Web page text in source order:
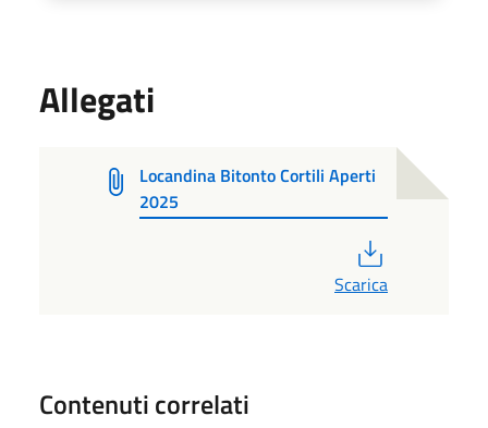
Allegati
Locandina Bitonto Cortili Aperti
2025
Scarica
Contenuti correlati